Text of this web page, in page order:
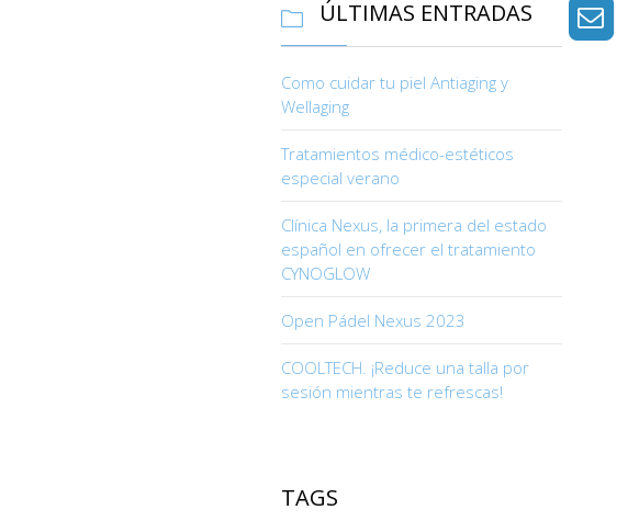
 ÚLTIMAS ENTRADAS
Como cuidar tu piel Antiaging y
Wellaging
Tratamientos médico-estéticos
especial verano
Clínica Nexus, la primera del estado
español en ofrecer el tratamiento
CYNOGLOW
Open Pádel Nexus 2023
COOLTECH. ¡Reduce una talla por
sesión mientras te refrescas!
TAGS